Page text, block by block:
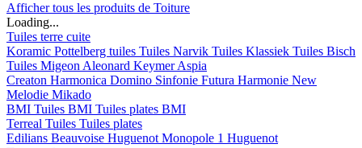
Afficher tous les produits de Toiture
Loading...
Tuiles terre cuite
Koramic Pottelberg tuiles Tuiles Narvik Tuiles Klassiek Tuiles Bisch
Tuiles Migeon Aleonard KeymerAspia
Creaton Harmonica Domino Sinfonie Futura Harmonie New
Melodie Mikado
BMI Tuiles BMI Tuiles plates BMI
Terreal Tuiles Tuiles plates
Edilians Beauvoise Huguenot Monopole 1 Huguenot